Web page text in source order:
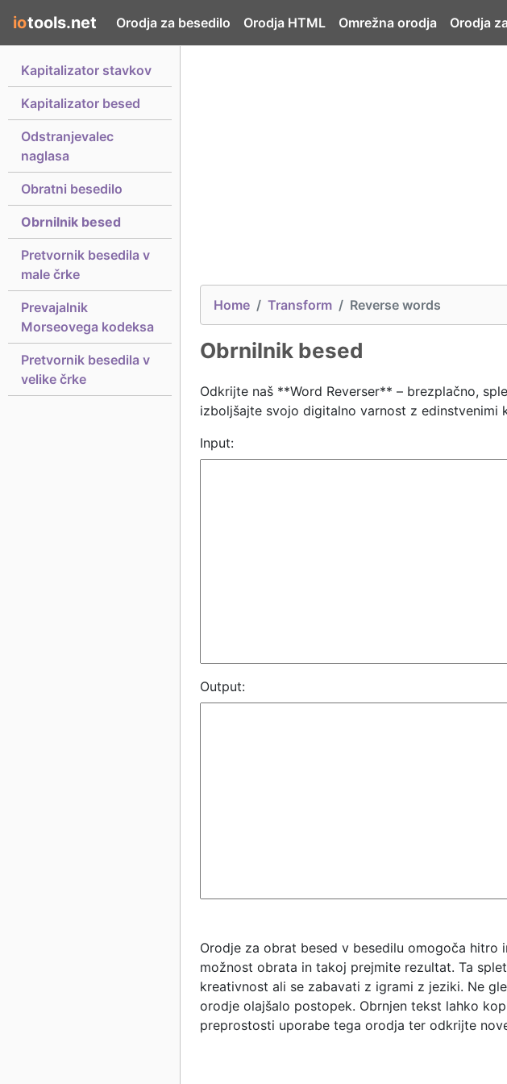
iotools.net Orodja za besedilo Orodja HTML Omrežna orodja Orodja
Kapitalizator stavkov
Kapitalizator besed
Odstranjevalec
naglasa
Obratni besedilo
Obrnilnik besed
Pretvornik besedila v
male črke
Prevajalnik
Morseovega kodeksa
Pretvornik besedila v
velike črke
Home Transform Reverse words
Obrnilnik besed
Odkrijte naš **Word Reverser** – brezplačno,
izboljšajte svojo digitalno varnost z edinstvenimi
Input:
Output:
Orodje za obrat besed v besedilu omogoča
možnost obrata in takoj prejmite rezultat. Ta
kreativnost ali se zabavati z igrami z jeziki. Ne
orodje olajšalo postopek. Obrnjen tekst lahko
preprostosti uporabe tega orodja ter odkrijte